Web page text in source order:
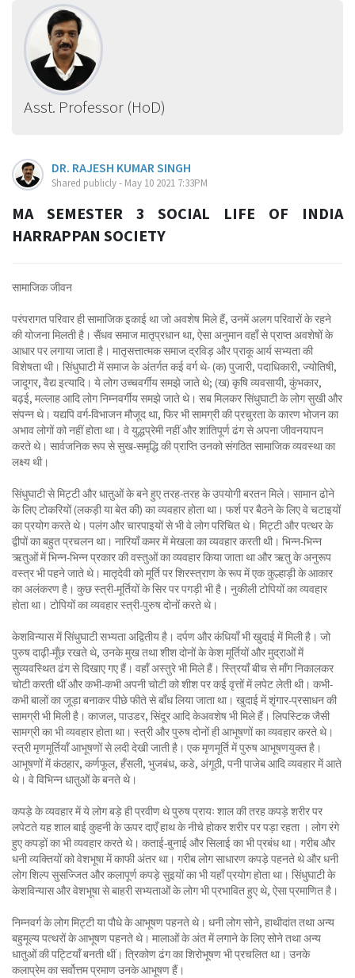
Asst. Professor (HoD)
DR. RAJESH KUMAR SINGH
Shared publicly - May 10 2021 7:33PM
MA SEMESTER 3 SOCIAL LIFE OF INDIA
HARRAPPAN SOCIETY
सामाजिक जीवन
परंपरागत परिवार ही सामाजिक इकाई था जो अवशेष मिले हैं, उनमें अलग परिवारों के रहने
की योजना मिलती है। सैंधव समाज मातृप्रधान था, ऐसा अनुमान वहाँ से प्राप्त अवशेषों के
आधार पर लगाया जाता है। मातृसत्तात्मक समाज द्रविड़ और प्राकू आर्य सभ्यता की
विशेषता थी। सिंधुघाटी में समाज के अंतर्गत कई वर्ग थे- (क) पुजारी, पदाधिकारी, ज्योतिषी,
जादूगर, वैद्य इत्यादि। ये लोग उच्चवर्गीय समझे जाते थे; (ख) कृषि व्यवसायी, कुंभकार,
बढ़ई, मल्लाह आदि लोग निम्नवर्गीय समझे जाते थे। सब मिलकर सिंधुघाटी के लोग सुखी और
संपन्न थे। यद्यपि वर्ग-विभाजन मौजूद था, फिर भी सामग्री की प्रचुरता के कारण भोजन का
अभाव लोगों को नहीं होता था। वे युद्धप्रेमी नहीं और शांतिपूर्ण ढंग से अपना जीवनयापन
करते थे। सार्वजनिक रूप से सुख-समृद्धि की प्राप्ति उनको संगठित सामाजिक व्यवस्था का
लक्ष्य थी।
सिंधुघाटी से मिट्टी और धातुओं के बने हुए तरह-तरह के उपयोगी बरतन मिले। सामान ढोने
के लिए टोकरियों (लकड़ी या बेत की) का व्यवहार होता था। फर्श पर बैठने के लिए वे चटाइयों
का प्रयोग करते थे। पलंग और चारपाइयों से भी वे लोग परिचित थे। मिट्टी और पत्थर के
द्वीपों का बहुत प्रचलन था। नारियाँ कमर में मेखला का व्यवहार करती थी। भिन्न-भिन्न
ऋतुओं में भिन्न-भिन्न प्रकार की वस्तुओं का व्यवहार किया जाता था और ऋतु के अनुरूप
वस्त्र भी पहने जाते थे। मातृदेवी को मूर्ति पर शिरस्त्राण के रूप में एक कुल्हाड़ी के आकार
का अलंकरण है। कुछ स्त्री-मूर्तियों के सिर पर पगड़ी भी है। नुकीली टोपियों का व्यवहार
होता था। टोपियों का व्यवहार स्त्री-पुरुष दोनों करते थे।
केशविन्यास में सिंधुघाटी सभ्यता अद्वितीय है। दर्पण और कंधियाँ भी खुदाई में मिली है। जो
पुरुष दाढ़ी-मूँछ रखते थे, उनके मुख तथा शीश दोनों के केश मूर्तियों और मुद्राओं में
सुव्यवस्थित ढंग से दिखाए गए हैं। वहाँ अस्तुरे भी मिले हैं। स्त्रियाँ बीच से माँग निकालकर
चोटी करती थीं और कभी-कभी अपनी चोटी को शीश पर कई वृत्तों में लपेट लेती थी। कभी-
कभी बालों का जूड़ा बनाकर पीछे फीते से बाँध लिया जाता था। खुदाई में शृंगार-प्रसाधन की
सामग्री भी मिली है। काजल, पाउडर, सिंदूर आदि केअवशेष भी मिले हैं। लिपस्टिक जैसी
सामग्री का भी व्यवहार होता था। स्त्री और पुरुष दोनों ही आभूषणों का व्यवहार करते थे।
स्त्री मृणमूर्तियाँ आभूषणों से लदी देखी जाती है। एक मृणमूर्ति में पुरुष आभूषणयुक्त है।
आभूषणों में कंठहार, कर्णफूल, हँसली, भुजबंध, कडे, अंगूठी, पनी पाजेब आदि व्यवहार में आते
थे। वे विभिन्न धातुओं के बनते थे।
कपड़े के व्यवहार में ये लोग बड़े ही प्रवीण थे पुरुष प्रायः शाल की तरह कपड़े शरीर पर
लपेटते यह शाल बाई कुहनी के ऊपर दाएँ हाथ के नीचे होकर शरीर पर पड़ा रहता । लोग रंगे
हुए कपड़ों का भी व्यवहार करते थे। कताई-बुनाई और सिलाई का भी प्रबंध था। गरीब और
धनी व्यक्तियों को वेशभूषा में काफी अंतर था। गरीब लोग साधारण कपड़े पहनते थे और धनी
लोग शिल्प सुसज्जित और कलापूर्ण कपड़े सुइयों का भी यहाँ प्रयोग होता था। सिंधुघाटी के
केशविन्यास और वेशभूषा से बाहरी सभ्यताओं के लोग भी प्रभावित हुए थे, ऐसा प्रमाणित है।
निम्नवर्ग के लोग मिट्टी या पौधे के आभूषण पहनते थे। धनी लोग सोने, हाथीदांत तथा अन्य
बहुमूल्य पत्थरों के आभूषण पहनते थे। मालाओं के अंत में लगाने के लिए सोने तथा अन्य
धातुओं की पट्टियाँ बनती थीं। त्रिकोण ढंग का शिरोभूषण भी प्रचलित था। उनके
कलाप्रेम का सर्वोत्तम प्रमाण उनके आभूषण हैं।